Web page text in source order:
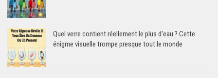
Quel verre contient réellement le plus d’eau ? Cette
énigme visuelle trompe presque tout le monde